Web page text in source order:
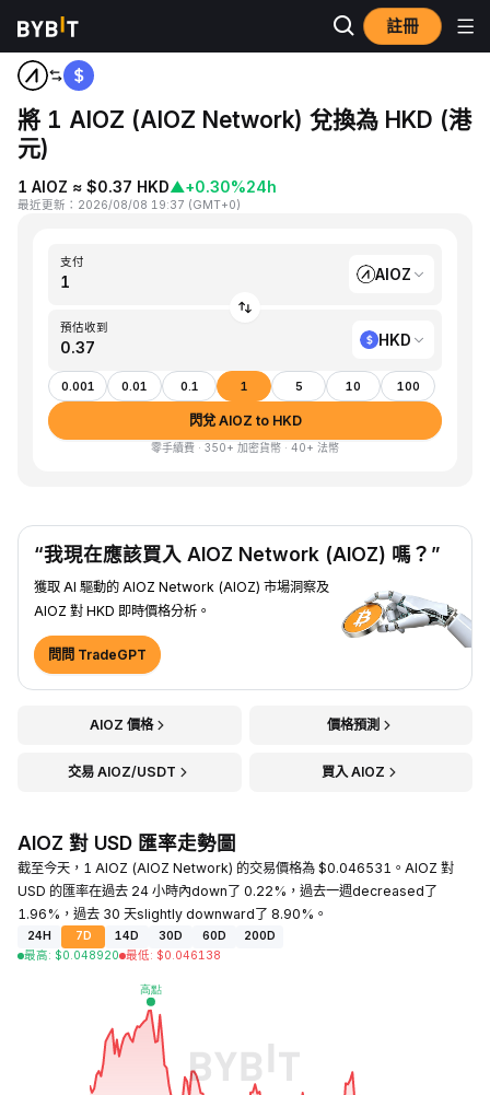
註冊
首頁 AIOZ to HKD
將 1 AIOZ (AIOZ Network) 兌換為 HKD (港
元)
1 AIOZ ≈ $0.37 HKD▲+0.30%24h
最近更新 ： 2026/08/08 19:37 (GMT+0)
支付
AIOZ
預估收到
HKD
0.001 0.01 0.1 1 5 10 100
閃兌 AIOZ to HKD
零手續費 · 350+ 加密貨幣 · 40+ 法幣
“我現在應該買入 AIOZ Network (AIOZ) 嗎？”
獲取 AI 驅動的 AIOZ Network (AIOZ) 市場洞察及
AIOZ 對 HKD 即時價格分析。
問問 TradeGPT
AIOZ 價格 價格預測
交易 AIOZ/USDT 買入 AIOZ
AIOZ 對 USD 匯率走勢圖
截至今天，1 AIOZ (AIOZ Network) 的交易價格為 $0.046531。AIOZ 對
USD 的匯率在過去 24 小時內down了 0.22%，過去一週decreased了
1.96%，過去 30 天slightly downward了 8.90%。
24H 7D 14D 30D 60D
200D
最高: $0.048920 最低: $0.046138